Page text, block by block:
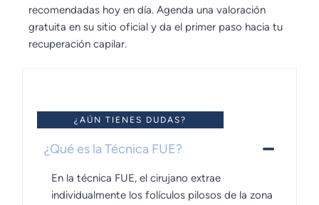
recomendadas hoy en día. Agenda una valoración
gratuita en su sitio oficial y da el primer paso hacia tu
recuperación capilar.
¿AÚN TIENES DUDAS?
¿Qué es la Técnica FUE?
En la técnica FUE, el cirujano extrae
individualmente los folículos pilosos de la zona